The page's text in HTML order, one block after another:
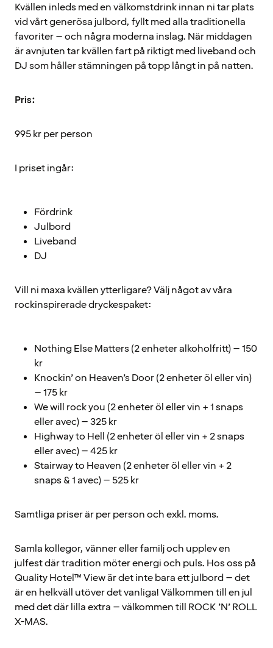
Kvällen inleds med en välkomstdrink innan ni tar plats
vid vårt generösa julbord, fyllt med alla traditionella
favoriter – och några moderna inslag. När middagen
är avnjuten tar kvällen fart på riktigt med liveband och
DJ som håller stämningen på topp långt in på natten.
Pris:
995 kr per person
I priset ingår:
Fördrink
Julbord
Liveband
DJ
Vill ni maxa kvällen ytterligare? Välj något av våra
rockinspirerade dryckespaket:
Nothing Else Matters (2 enheter alkoholfritt) – 150
kr
Knockin’ on Heaven’s Door (2 enheter öl eller vin)
– 175 kr
We will rock you (2 enheter öl eller vin + 1 snaps
eller avec) – 325 kr
Highway to Hell (2 enheter öl eller vin + 2 snaps
eller avec) – 425 kr
Stairway to Heaven (2 enheter öl eller vin + 2
snaps & 1 avec) – 525 kr
Samtliga priser är per person och exkl. moms.
Samla kollegor, vänner eller familj och upplev en
julfest där tradition möter energi och puls. Hos oss på
Quality Hotel™ View är det inte bara ett julbord – det
är en helkväll utöver det vanliga! Välkommen till en jul
med det där lilla extra – välkommen till ROCK ’N’ ROLL
X-MAS.